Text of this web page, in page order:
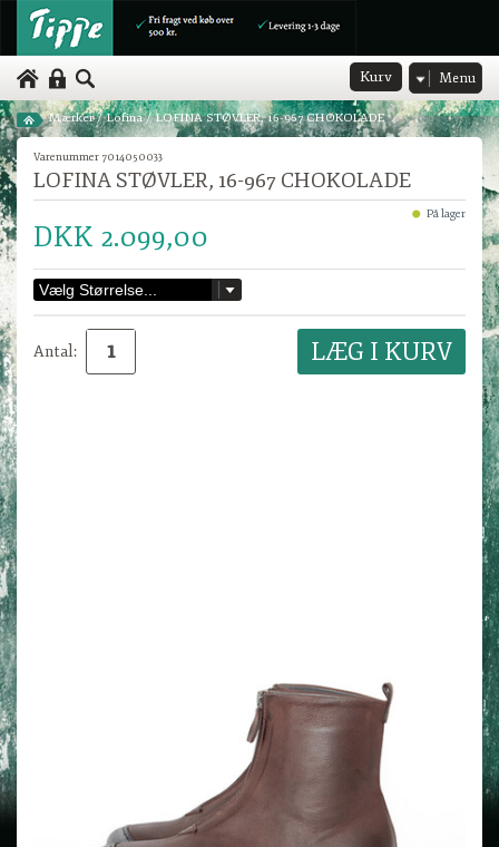
Kurv Menu
Mærker/ Lofina/ LOFINA STØVLER, 16-967 CHOKOLADE
Varenummer 7014050033
LOFINA STØVLER, 16-967 CHOKOLADE
På lager
DKK 2.099,00
Antal: